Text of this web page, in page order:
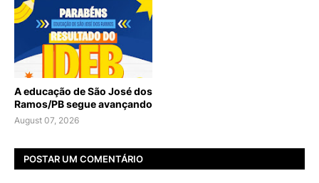
A educação de São José dos
Ramos/PB segue avançando
August 07, 2026
POSTAR UM COMENTÁRIO